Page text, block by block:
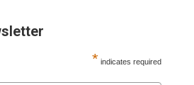
* indicates required